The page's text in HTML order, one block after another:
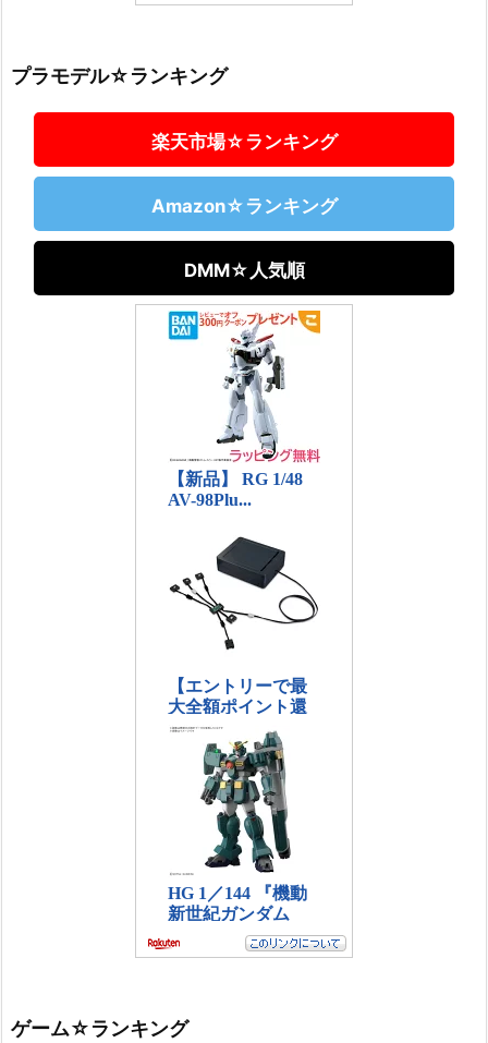
プラモデル☆ランキング
楽天市場☆ランキング
Amazon☆ランキング
DMM☆人気順
ゲーム☆ランキング